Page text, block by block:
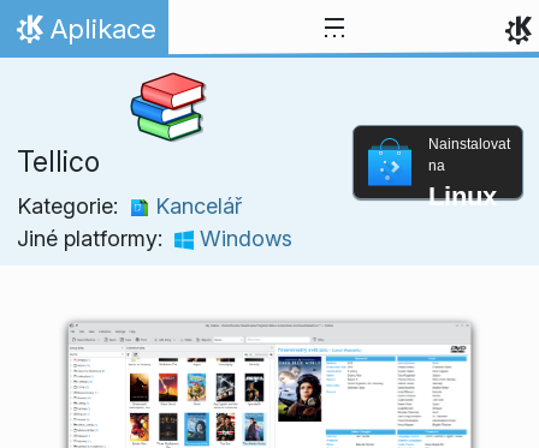
Přejít na obsah
Domů
Aplikace
Tellico
Kategorie:
Kancelář
Jiné platformy:
Windows
Nainstalovat
na
Linux